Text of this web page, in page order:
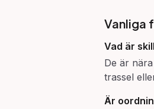
Vanliga
Vad är
De är
trassel
Är